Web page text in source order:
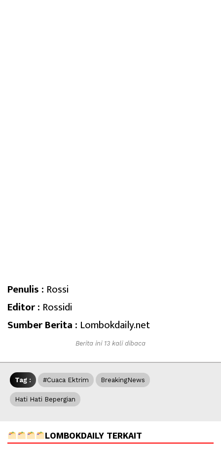
Penulis : Rossi
Editor : Rossidi
Sumber Berita : Lombokdaily.net
Berita ini 13 kali dibaca
Tag : #Cuaca Ektrim BreakingNews
Hati Hati Bepergian
LOMBOKDAILY TERKAIT